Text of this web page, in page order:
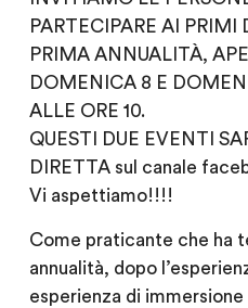
PARTECIPARE AI
PRIMA ANNUALITÀ,
DOMENICA 8 E
ALLE ORE 10.
QUESTI DUE EVENTI
DIRETTA sul canale
Vi aspettiamo!!!!
Come praticante che ha
annualità, dopo
esperienza di immersione